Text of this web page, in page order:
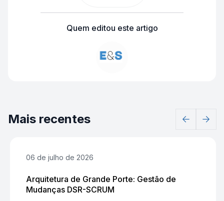
Quem editou este artigo
Mais recentes
06 de julho de 2026
Arquitetura de Grande Porte: Gestão de
Mudanças DSR-SCRUM